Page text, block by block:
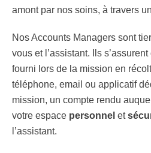
amont par nos soins, à travers
Nos Accounts Managers sont
vous et l’assistant. Ils s’assurent
fourni lors de la mission en
téléphone, email ou applicatif
mission, un compte rendu
votre espace personnel et
l’assistant.